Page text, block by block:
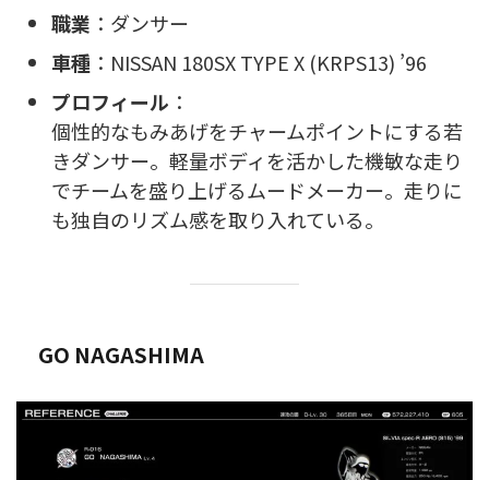
職業 ：ダンサー
車種 ：NISSAN 180SX TYPE X (KRPS13) ’96
プロフィール ：
個性的なもみあげをチャームポイントにする若
きダンサー。軽量ボディを活かした機敏な走り
でチームを盛り上げるムードメーカー。走りに
も独自のリズム感を取り入れている。
GO NAGASHIMA